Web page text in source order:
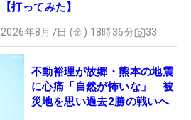
【打ってみた】
2026年8月7日 (金) 18時36分 33
不動裕理が故郷・熊本の地震
に心痛「自然が怖いな」 被
災地を思い過去2勝の戦いへ